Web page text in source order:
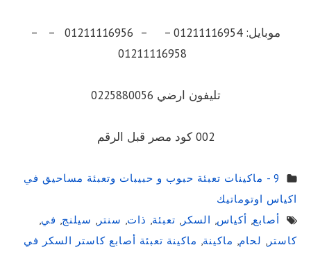
موبايل: 01211116954 – – 01211116956 – –
تليفون ارضي 0225880056
002 كود مصر قبل الرقم
9 - ماكينات تعبئة حبوب و حبيبات وتعبئة مساحيق في
اكياس اوتوماتيك
أصابع, أكياس, السكر , تعبئة, ذات, سنتر , سيلنج, في,
كاستر , لحام, ماكينة, ماكينة تعبئة أصابع كاستر السكر في